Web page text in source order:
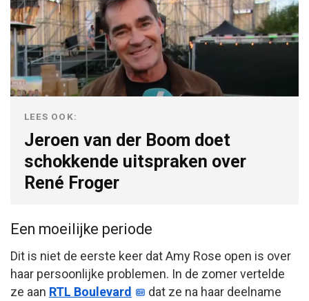
LEES OOK:
Jeroen van der Boom doet
schokkende uitspraken over
René Froger
Een moeilijke periode
Dit is niet de eerste keer dat Amy Rose open is over
haar persoonlijke problemen. In de zomer vertelde
ze aan RTL Boulevard
dat ze na haar deelname